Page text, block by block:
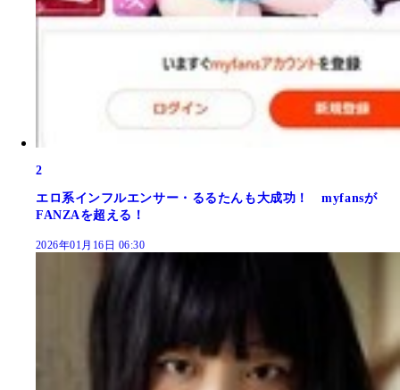
2
エロ系インフルエンサー・るるたんも大成功！ myfansが
FANZAを超える！
2026年01月16日 06:30